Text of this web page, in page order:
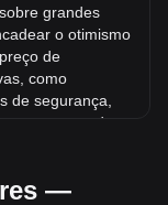
grandes
o otimismo
de
como
de segurança,
a uma queda
—